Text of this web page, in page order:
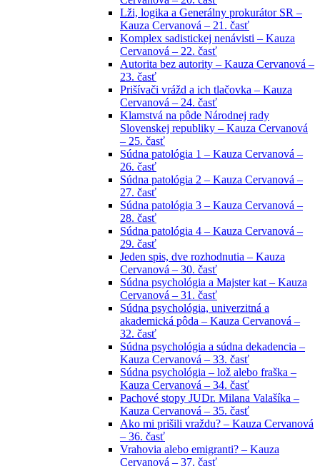
Lži, logika a Generálny prokurátor SR –
Kauza Cervanová – 21. časť
Komplex sadistickej nenávisti – Kauza
Cervanová – 22. časť
Autorita bez autority – Kauza Cervanová –
23. časť
Prišívači vrážd a ich tlačovka – Kauza
Cervanová – 24. časť
Klamstvá na pôde Národnej rady
Slovenskej republiky – Kauza Cervanová
– 25. časť
Súdna patológia 1 – Kauza Cervanová –
26. časť
Súdna patológia 2 – Kauza Cervanová –
27. časť
Súdna patológia 3 – Kauza Cervanová –
28. časť
Súdna patológia 4 – Kauza Cervanová –
29. časť
Jeden spis, dve rozhodnutia – Kauza
Cervanová – 30. časť
Súdna psychológia a Majster kat – Kauza
Cervanová – 31. časť
Súdna psychológia, univerzitná a
akademická pôda – Kauza Cervanová –
32. časť
Súdna psychológia a súdna dekadencia –
Kauza Cervanová – 33. časť
Súdna psychológia – lož alebo fraška –
Kauza Cervanová – 34. časť
Pachové stopy JUDr. Milana Valašíka –
Kauza Cervanová – 35. časť
Ako mi prišili vraždu? – Kauza Cervanová
– 36. časť
Vrahovia alebo emigranti? – Kauza
Cervanová – 37. časť